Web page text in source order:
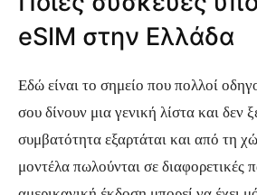
eSIM στην Ελλάδα
Εδώ είναι το σημείο που πολλοί
σου δίνουν μια γενική λίστα και δεν
συμβατότητα εξαρτάται και από τη
μοντέλα πωλούνται σε